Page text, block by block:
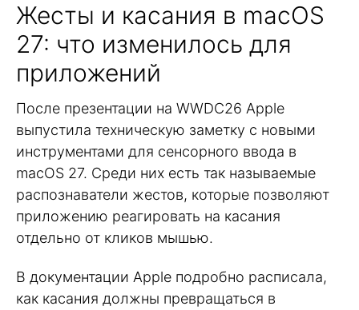
Жесты и касания в macOS
27: что изменилось для
приложений
После презентации на WWDC26 Apple
выпустила техническую заметку с новыми
инструментами для сенсорного ввода в
macOS 27. Среди них есть так называемые
распознаватели жестов, которые позволяют
приложению реагировать на касания
отдельно от кликов мышью.
В документации Apple подробно расписала,
как касания должны превращаться в